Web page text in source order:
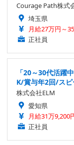
Courage Path株式
埼玉県
月給27万円～
正社員
「20～30代活躍
K/賞与年2回/ス
株式会社ELM
愛知県
月給31万9,200
正社員